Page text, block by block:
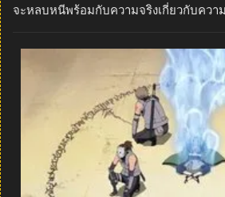
จะหลบหนีพร้อมกับความจริงเกี่ยวกับควา